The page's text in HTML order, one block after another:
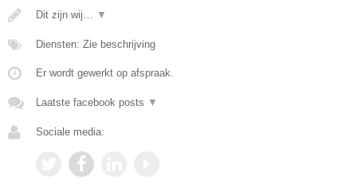
Dit zijn wij… ▼
Diensten: Zie beschrijving
Er wordt gewerkt op afspraak.
Laatste facebook posts ▼
Sociale media: